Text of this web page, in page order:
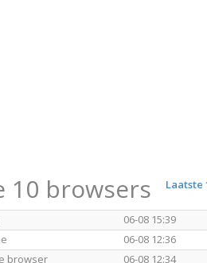
Laatste
10 browsers
06-08 15:39
06-08 12:36
browser
06-08 12:34